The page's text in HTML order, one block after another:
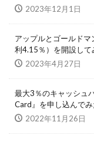
2023年12月1日
アップルとゴールド
利4.15％）を開設して
2023年4月27日
最大3％のキャッシュ
Card』を申し込んでみ
2022年11月26日